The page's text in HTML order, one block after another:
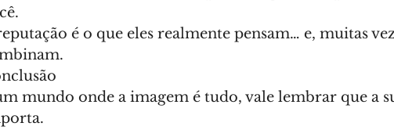
é o que eles realmente pensam… e, muitas
mundo onde a imagem é tudo, vale lembrar que a